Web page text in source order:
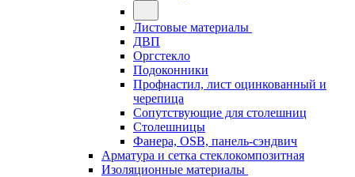
Листовые материалы
ДВП
Оргстекло
Подоконники
Профнастил, лист оцинкованный и
черепица
Сопутствующие для столешниц
Столешницы
Фанера, OSB, панель-сэндвич
Арматура и сетка стеклокомпозитная
Изоляционные материалы